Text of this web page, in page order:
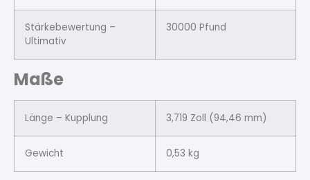
Stärkebewertung –
Ultimativ
30000 Pfund
Maße
Länge – Kupplung 3,719 Zoll (94,46 mm)
Gewicht 0,53 kg